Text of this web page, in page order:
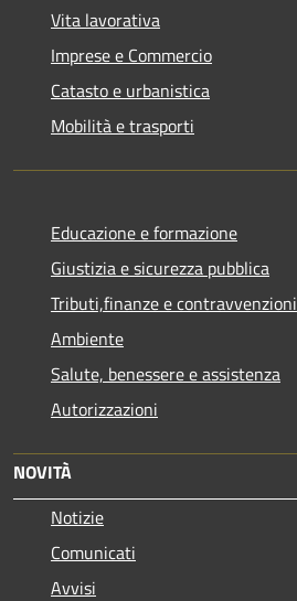
Vita lavorativa
Imprese e Commercio
Catasto e urbanistica
Mobilità e trasporti
Educazione e formazione
Giustizia e sicurezza pubblica
Tributi,finanze e contravvenzioni
Ambiente
Salute, benessere e assistenza
Autorizzazioni
NOVITÀ
Notizie
Comunicati
Avvisi